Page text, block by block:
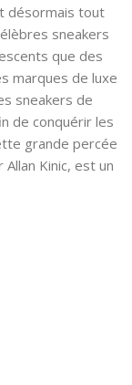
désormais tout
sneakers
que des
marques de luxe
sneakers de
de conquérir les
grande percée
Kinic, est un